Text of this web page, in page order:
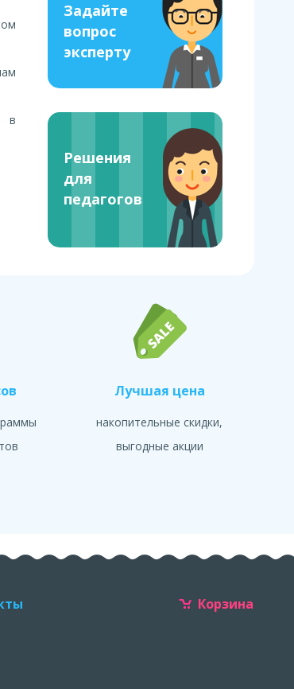
Задайте
вопрос
эксперту
Решения
для
педагогов
в
Лучшая цена
накопительные скидки,
выгодные акции
Корзина